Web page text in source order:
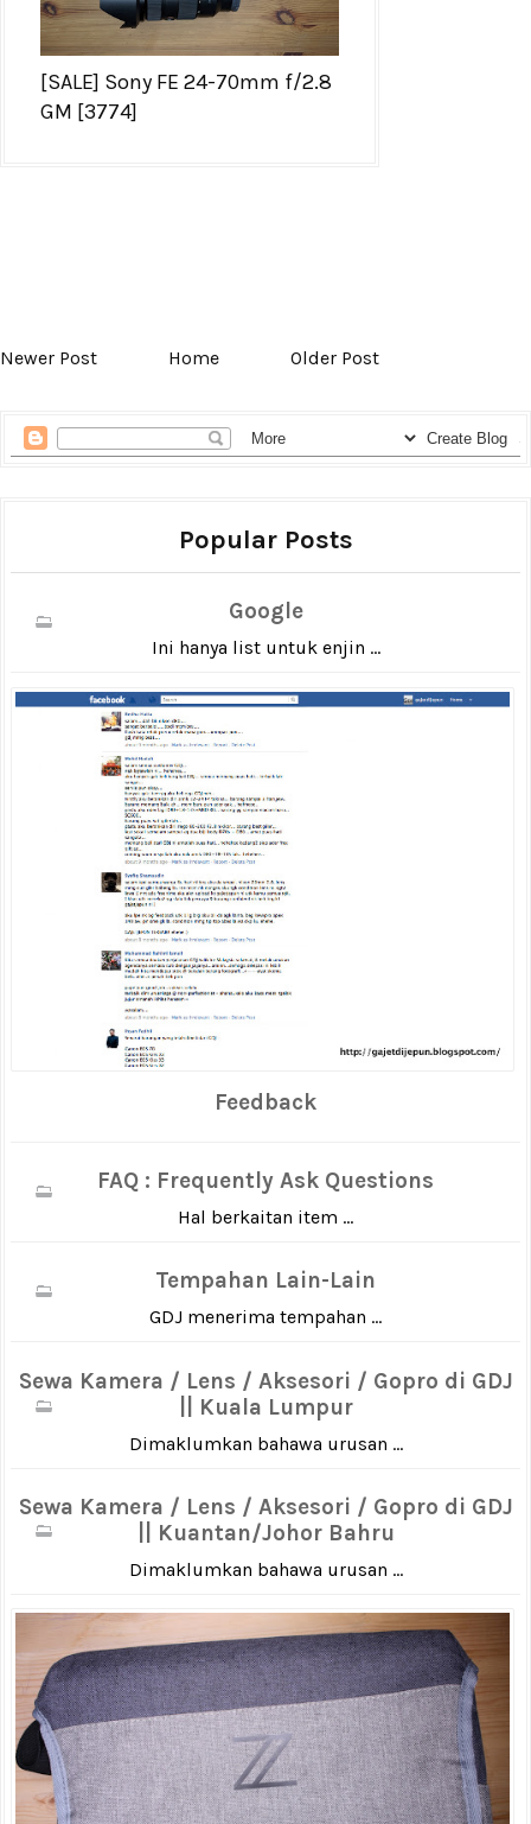
[SALE] Sony FE 24-70mm f/2.8
GM [3774]
Newer Post Home Older Post
Popular Posts
Google
Ini hanya list untuk enjin ...
Feedback
FAQ : Frequently Ask Questions
Hal berkaitan item ...
Tempahan Lain-Lain
GDJ menerima tempahan ...
Sewa Kamera / Lens / Aksesori / Gopro di GDJ
|| Kuala Lumpur
Dimaklumkan bahawa urusan ...
Sewa Kamera / Lens / Aksesori / Gopro di GDJ
|| Kuantan/Johor Bahru
Dimaklumkan bahawa urusan ...